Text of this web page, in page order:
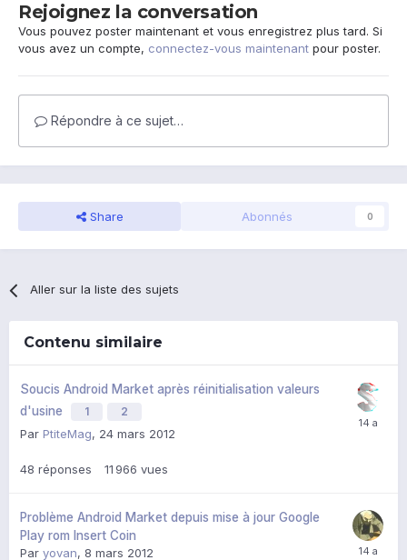
Rejoignez la conversation
Vous pouvez poster maintenant et vous enregistrez plus tard. Si
vous avez un compte, connectez-vous maintenant pour poster.
Répondre à ce sujet…
Share Abonnés 0
Aller sur la liste des sujets
Contenu similaire
Soucis Android Market après réinitialisation valeurs
d'usine
1 2
Par PtiteMag, 24 mars 2012
48 réponses 11 966 vues
Problème Android Market depuis mise à jour Google
Play rom Insert Coin
Par yovan, 8 mars 2012